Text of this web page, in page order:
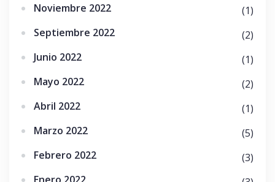
Noviembre 2022
(1)
Septiembre 2022
(2)
Junio 2022
(1)
Mayo 2022
(2)
Abril 2022
(1)
Marzo 2022
(5)
Febrero 2022
(3)